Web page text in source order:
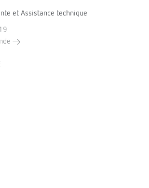
et Assistance technique